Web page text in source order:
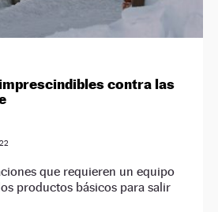
contra las
que requieren un equipo
productos básicos para salir